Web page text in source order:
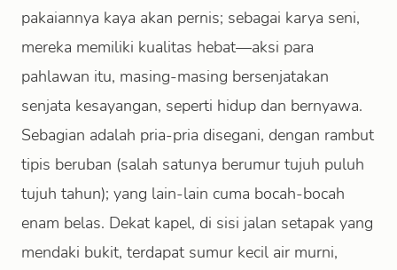
pakaiannya kaya akan pernis; sebagai karya seni,
mereka memiliki kualitas hebat—aksi para
pahlawan itu, masing-masing bersenjatakan
senjata kesayangan, seperti hidup dan bernyawa.
Sebagian adalah pria-pria disegani, dengan rambut
tipis beruban (salah satunya berumur tujuh puluh
tujuh tahun); yang lain-lain cuma bocah-bocah
enam belas. Dekat kapel, di sisi jalan setapak yang
mendaki bukit, terdapat sumur kecil air murni,